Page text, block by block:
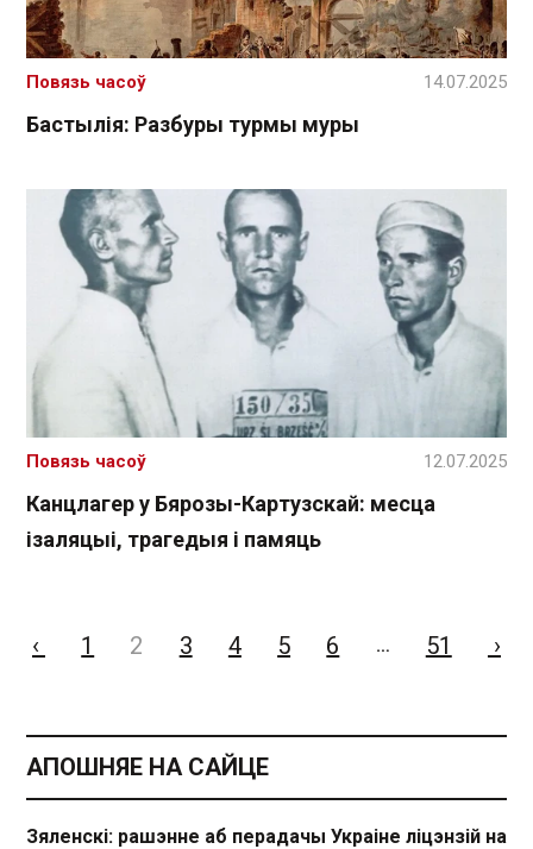
Бастылія: Разбуры турмы муры
Повязь часоў 14.07.2025
Канцлагер у Бярозы-Картузскай: месца
ізаляцыі, трагедыя і памяць
Повязь часоў 12.07.2025
‹ 1 2 3 4 5 6 … 51 ›
АПОШНЯЕ НА САЙЦЕ
Зяленскі: рашэнне аб перадачы Украіне ліцэнзій на